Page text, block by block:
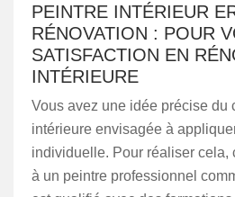
PEINTRE INTÉRIEUR
RÉNOVATION : POUR
SATISFACTION EN
INTÉRIEURE
Vous avez une idée précise du
intérieure envisagée à
individuelle. Pour réaliser cela,
à un peintre professionnel